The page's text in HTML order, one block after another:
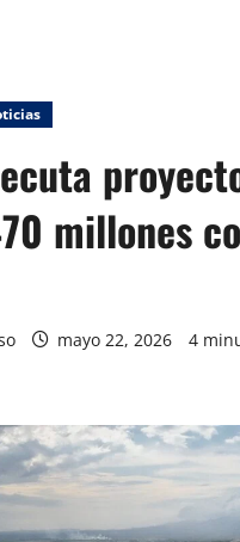
millones
mayo 22, 2026 4